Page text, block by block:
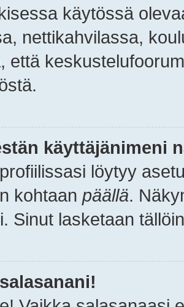
käytössä
nettikahvilassa,
että
käyttäjänimeni
löytyy
kohtaan päällä.
Sinut lasketaan